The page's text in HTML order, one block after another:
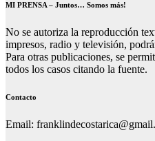
MI PRENSA – Juntos… Somos más!
No se autoriza la reproducción
impresos, radio y televisión,
Para otras publicaciones, se
todos los casos citando la fuente.
Contacto
Email: